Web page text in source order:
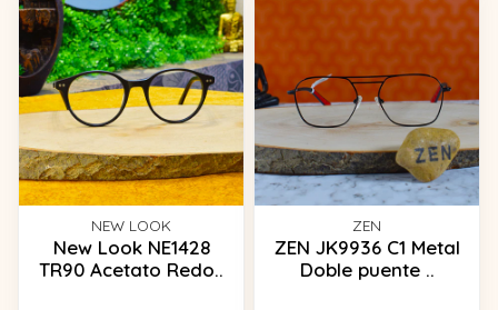
NEW LOOK
New Look NE1428
TR90 Acetato Redo..
ZEN
ZEN JK9936 C1 Metal
Doble puente ..